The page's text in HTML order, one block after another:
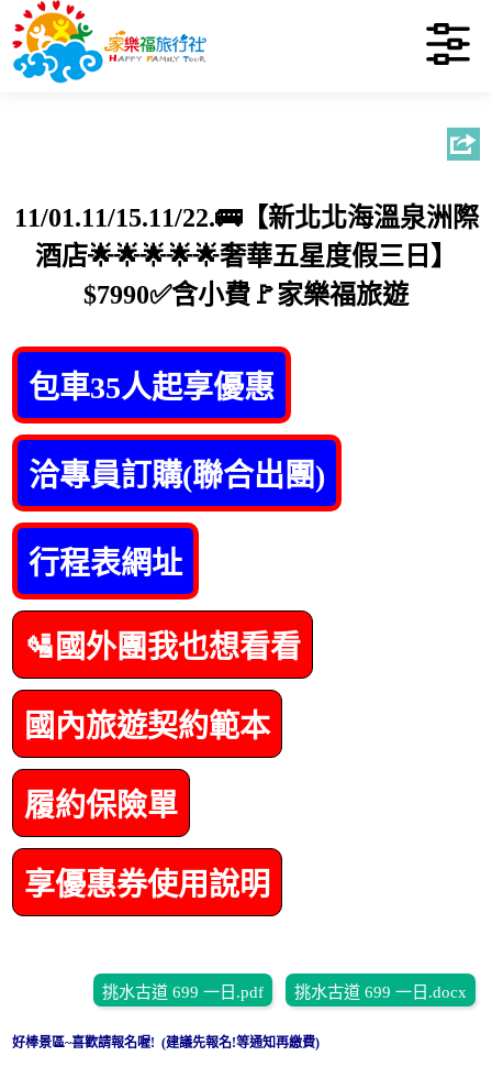
11/01.11/15.11/22.🚌【新北北海溫泉洲際
酒店🌟🌟🌟🌟🌟奢華五星度假三日】
$7990✅含小費🚩家樂福旅遊
包車35人起享優惠
洽專員訂購(聯合出團)
行程表網址
🛂國外團我也想看看
國內旅遊契約範本
履約保險單
享優惠券使用說明
挑水古道 699 一日.pdf 挑水古道 699 一日.docx
好棒景區~喜歡請報名喔! (建議先報名!等通知再繳費)